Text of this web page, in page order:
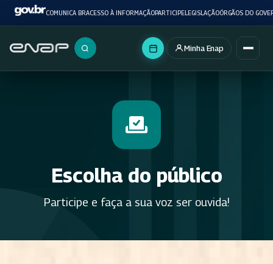
COMUNICA BRACESSO À INFORMAÇÃOPARTICIPELEGISLAÇÃOÓRGÃOS DO
Buscar no portal
Minha Enap
Escolha do público
Participe e faça a sua voz ser ouvida!